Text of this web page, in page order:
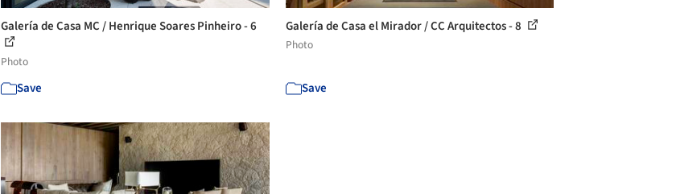
Galería de Casa MC / Henrique Soares Pinheiro - 6
Photo
Save
Galería de Casa el Mirador / CC Arquitectos - 8
Photo
Save